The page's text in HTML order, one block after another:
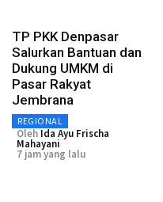
TP PKK Denpasar
Salurkan Bantuan dan
Dukung UMKM di
Pasar Rakyat
Jembrana
REGIONAL
Oleh Ida Ayu Frischa
Mahayani
7 jam yang lalu